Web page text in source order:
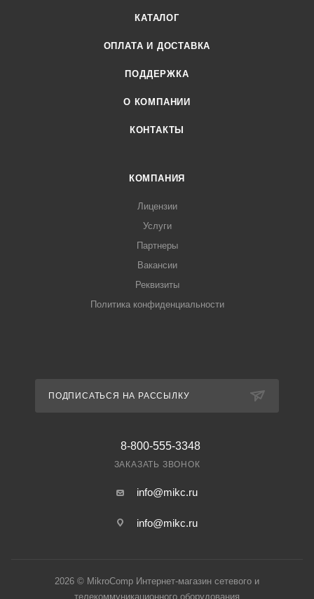
КАТАЛОГ
ОПЛАТА И ДОСТАВКА
ПОДДЕРЖКА
О КОМПАНИИ
КОНТАКТЫ
КОМПАНИЯ
Лицензии
Услуги
Партнеры
Вакансии
Реквизиты
Политика конфиденциальности
ПОДПИСАТЬСЯ НА РАССЫЛКУ
8-800-555-3348
ЗАКАЗАТЬ ЗВОНОК
info@mikc.ru
info@mikc.ru
2026 © MikroComp Интернет-магазин сетевого и
телекоммуникационного оборудования